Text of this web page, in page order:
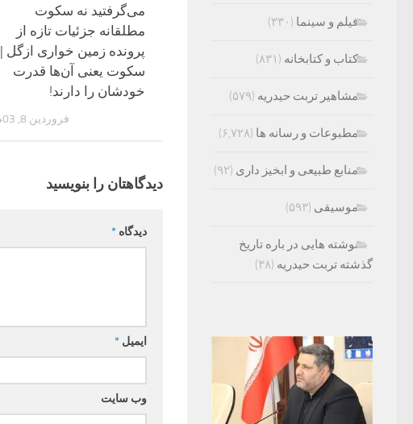
می‌گرفتید نه سکوت
مطلقانه جزئیات تازه از
پرونده زمین خواری ازگل |
سکوت یعنی آن‌ها قدرت
خودشان را دارند!
فروردین 8, 1403
دیدگاهتان را بنویسید
دیدگاه *
ایمیل *
وب‌ سایت
فیلم و سینما (۳۳۰)
کتاب و کتابخانه (۸۳۱)
مشاهیر تربت حیدریه (۵۷۹)
مطبوعات و رسانه ها (۶,۷۲۸)
منابع طبیعی و ابخیز داری (۹۲)
موسیقی (۵۹۳)
نوشته هایی در باره تاریخ
گذشته تربت حیدریه (۳۸)